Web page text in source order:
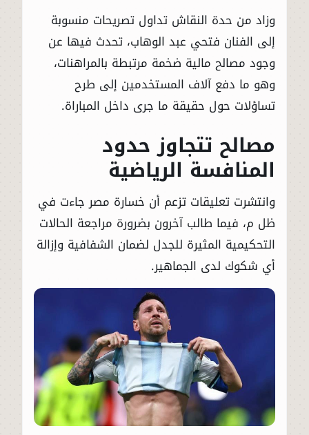
وزاد من حدة النقاش تداول تصريحات منسوبة
إلى الفنان فتحي عبد الوهاب، تحدث فيها عن
وجود مصالح مالية ضخمة مرتبطة بالمراهنات،
وهو ما دفع آلاف المستخدمين إلى طرح
تساؤلات حول حقيقة ما جرى داخل المباراة.
مصالح تتجاوز حدود
المنافسة الرياضية
وانتشرت تعليقات تزعم أن خسارة مصر جاءت في
ظل م، فيما طالب آخرون بضرورة مراجعة الحالات
التحكيمية المثيرة للجدل لضمان الشفافية وإزالة
أي شكوك لدى الجماهير.